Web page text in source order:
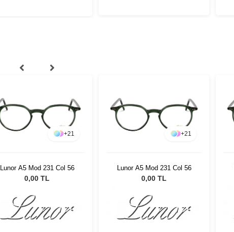
+21
Lunor A5 Mod 231 Col 56
0,00 TL
+21
Lunor A5 Mod 231 Col 56
0,00 TL